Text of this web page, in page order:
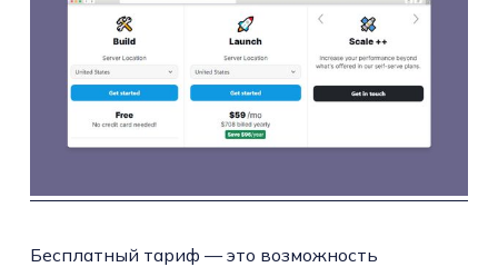
Бесплатный тариф — это возможность